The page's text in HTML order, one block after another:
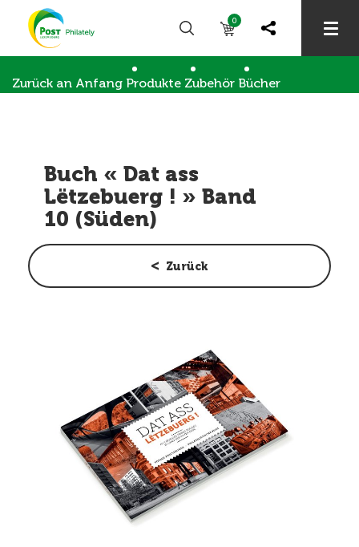
0
Zurück an Anfang Produkte Zubehör Bücher
Buch « Dat ass
Lëtzebuerg ! » Band
10 (Süden)
Zurück